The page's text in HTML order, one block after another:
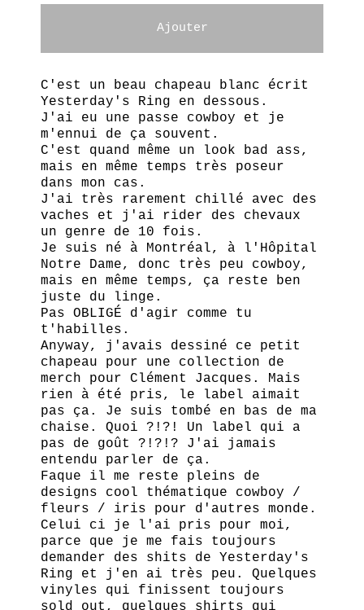
Ajouter
C'est un beau chapeau blanc écrit
Yesterday's Ring en dessous.
J'ai eu une passe cowboy et je
m'ennui de ça souvent.
C'est quand même un look bad ass,
mais en même temps très poseur
dans mon cas.
J'ai très rarement chillé avec des
vaches et j'ai rider des chevaux
un genre de 10 fois.
Je suis né à Montréal, à l'Hôpital
Notre Dame, donc très peu cowboy,
mais en même temps, ça reste ben
juste du linge.
Pas OBLIGÉ d'agir comme tu
t'habilles.
Anyway, j'avais dessiné ce petit
chapeau pour une collection de
merch pour Clément Jacques. Mais
rien à été pris, le label aimait
pas ça. Je suis tombé en bas de ma
chaise. Quoi ?!?! Un label qui a
pas de goût ?!?!? J'ai jamais
entendu parler de ça.
Faque il me reste pleins de
designs cool thématique cowboy /
fleurs / iris pour d'autres monde.
Celui ci je l'ai pris pour moi,
parce que je me fais toujours
demander des shits de Yesterday's
Ring et j'en ai très peu. Quelques
vinyles qui finissent toujours
sold out, quelques shirts qui